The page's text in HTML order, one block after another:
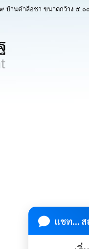
บ้านคำลือชา ขนาดกว้าง ๕.
แชท...